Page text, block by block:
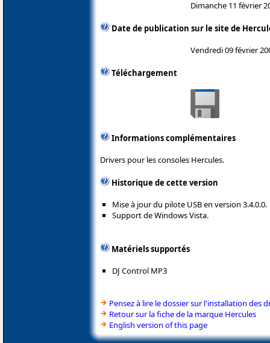
Dimanche 11 février
Date de publication sur le site de
Vendredi 09 février
Téléchargement
Informations complémentaires
Drivers pour les consoles Hercules.
Historique de cette version
Mise à jour du pilote USB en version 3.4.0.0.
Support de Windows Vista.
Matériels supportés
DJ Control MP3
Pensez à lire le dossier sur l'installation des
Retour sur la fiche de la marque Hercules
English version of this page